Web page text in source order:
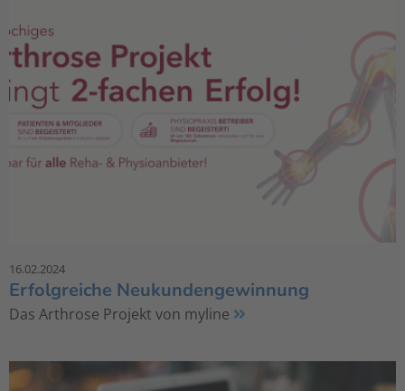
16.02.2024
Erfolgreiche Neukundengewinnung
Das Arthrose Projekt von myline